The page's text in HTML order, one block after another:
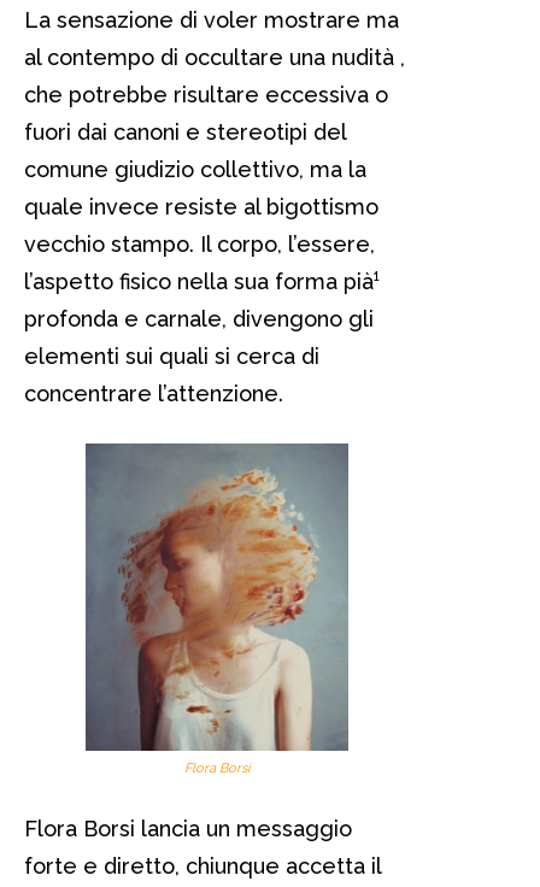
La sensazione di voler mostrare ma
al contempo di occultare una nudità ,
che potrebbe risultare eccessiva o
fuori dai canoni e stereotipi del
comune giudizio collettivo, ma la
quale invece resiste al bigottismo
vecchio stampo. Il corpo, l’essere,
l’aspetto fisico nella sua forma pià¹
profonda e carnale, divengono gli
elementi sui quali si cerca di
concentrare l’attenzione.
Flora Borsi
Flora Borsi lancia un messaggio
forte e diretto, chiunque accetta il